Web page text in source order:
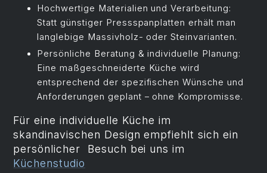
Hochwertige Materialien und Verarbeitung:
Statt günstiger Pressspanplatten erhält man
langlebige Massivholz- oder Steinvarianten.
Persönliche Beratung & individuelle Planung:
Eine maßgeschneiderte Küche wird
entsprechend der spezifischen Wünsche und
Anforderungen geplant – ohne Kompromisse.
Für eine individuelle Küche im
skandinavischen Design empfiehlt sich ein
persönlicher Besuch bei uns im
Küchenstudio